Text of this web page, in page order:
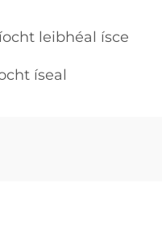
leibhéal ísce
íseal